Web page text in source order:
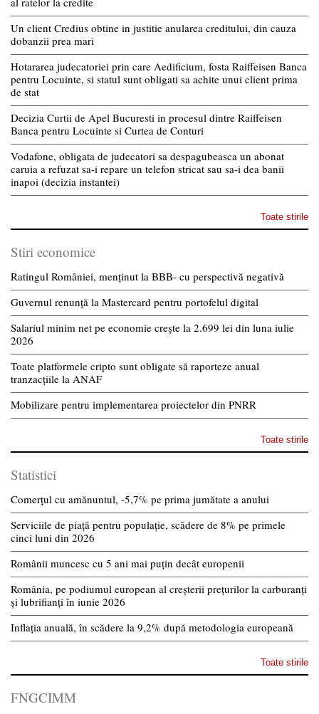
Un client Credius obtine in justitie anularea creditului, din cauza
dobanzii prea mari
Hotararea judecatoriei prin care Aedificium, fosta Raiffeisen Banca
pentru Locuinte, si statul sunt obligati sa achite unui client prima
de stat
Decizia Curtii de Apel Bucuresti in procesul dintre Raiffeisen
Banca pentru Locuinte si Curtea de Conturi
Vodafone, obligata de judecatori sa despagubeasca un abonat
caruia a refuzat sa-i repare un telefon stricat sau sa-i dea banii
inapoi (decizia instantei)
Toate stirile
Stiri economice
Ratingul României, menținut la BBB- cu perspectivă negativă
Guvernul renunță la Mastercard pentru portofelul digital
Salariul minim net pe economie crește la 2.699 lei din luna iulie
2026
Toate platformele cripto sunt obligate să raporteze anual
tranzacțiile la ANAF
Mobilizare pentru implementarea proiectelor din PNRR
Toate stirile
Statistici
Comerțul cu amănuntul, -5,7% pe prima jumătate a anului
Serviciile de piață pentru populație, scădere de 8% pe primele
cinci luni din 2026
Românii muncesc cu 5 ani mai puțin decât europenii
România, pe podiumul european al creșterii prețurilor la carburanți
și lubrifianți în iunie 2026
Inflația anuală, în scădere la 9,2% după metodologia europeană
Toate stirile
FNGCIMM